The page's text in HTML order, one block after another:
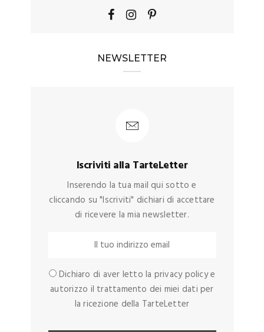
NEWSLETTER
Iscriviti alla TarteLetter
Inserendo la tua mail qui sotto e
cliccando su "Iscriviti" dichiari di accettare
di ricevere la mia newsletter.
Dichiaro di aver letto la privacy policy e
autorizzo il trattamento dei miei dati per
la ricezione della TarteLetter